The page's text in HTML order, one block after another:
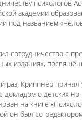
психологов
академии
под названием
с
изданиях,
раз, Криппнер
о детских
на книге
он был со-